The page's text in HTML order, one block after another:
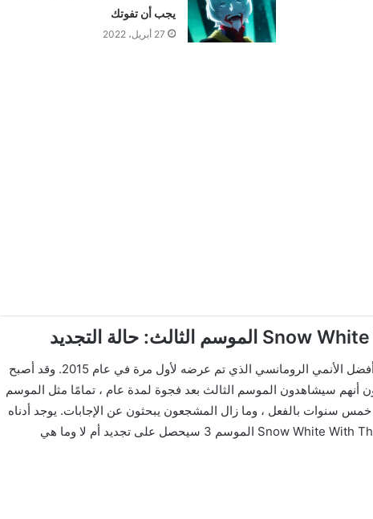
يجب أن تفوتك
27 أبريل، 2022
كان Akagami no Shirayuki-Hime أحد أفضل الأنمي الرومانسي الذي تم عرضه لأول مرة في عام 2015. وقد أصبح
سيشاهدون الموسم الثالث بعد فجوة لمدة عام ، تمامًا مثل الموسم
سنوات بالفعل ، وما زال المشجعون يبحثون عن الإجابات. يوجد أدناه
التحليل التفصيلي لما إذا كان Snow White With The Red Hair الموسم 3 سيحصل على تجديد أم لا وما هي